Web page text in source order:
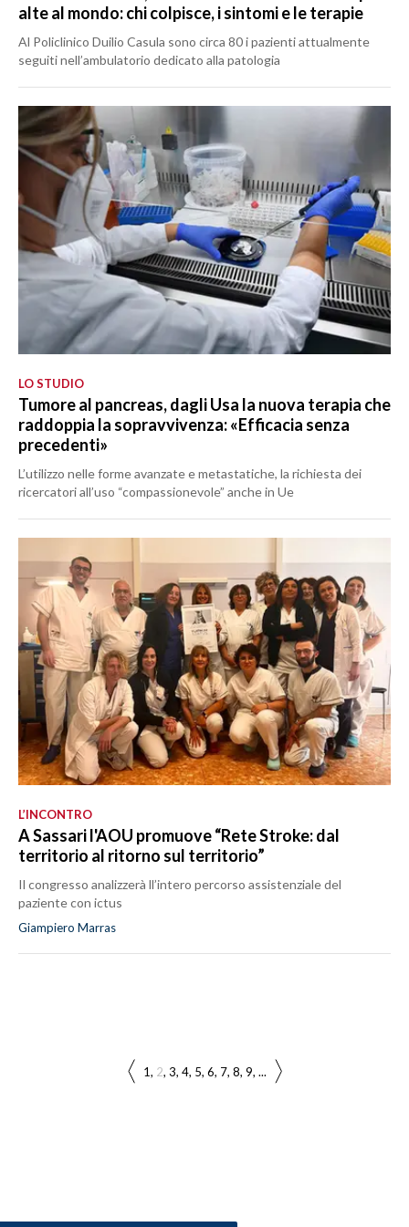
alte al mondo: chi colpisce, i sintomi e le terapie
Al Policlinico Duilio Casula sono circa 80 i pazienti attualmente
seguiti nell’ambulatorio dedicato alla patologia
LO STUDIO
Tumore al pancreas, dagli Usa la nuova terapia che
raddoppia la sopravvivenza: «Efficacia senza
precedenti»
L’utilizzo nelle forme avanzate e metastatiche, la richiesta dei
ricercatori all’uso “compassionevole” anche in Ue
L’INCONTRO
A Sassari l'AOU promuove “Rete Stroke: dal
territorio al ritorno sul territorio”
Il congresso analizzerà ll’intero percorso assistenziale del
paziente con ictus
Giampiero Marras
1 2 3 4 5 6 7 8 9 ...